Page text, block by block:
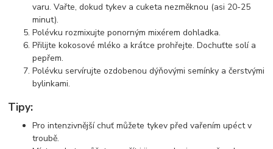
varu. Vařte, dokud tykev a cuketa nezměknou (asi 20-25
minut).
Polévku rozmixujte ponorným mixérem dohladka.
Přilijte kokosové mléko a krátce prohřejte. Dochuťte solí a
pepřem.
Polévku servírujte ozdobenou dýňovými semínky a čerstvými
bylinkami.
Tipy:
Pro intenzivnější chuť můžete tykev před vařením upéct v
troubě.